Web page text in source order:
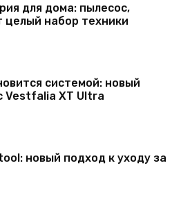
для дома: пылесос,
целый набор техники
системой: новый
Vestfalia XT Ultra
новый подход к уходу за